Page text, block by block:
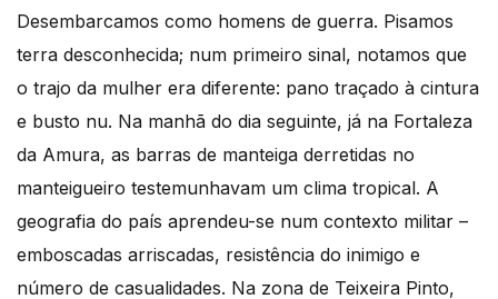
Desembarcamos como homens de guerra. Pisamos
terra desconhecida; num primeiro sinal, notamos que
o trajo da mulher era diferente: pano traçado à cintura
e busto nu. Na manhã do dia seguinte, já na Fortaleza
da Amura, as barras de manteiga derretidas no
manteigueiro testemunhavam um clima tropical. A
geografia do país aprendeu-se num contexto militar –
emboscadas arriscadas, resistência do inimigo e
número de casualidades. Na zona de Teixeira Pinto,